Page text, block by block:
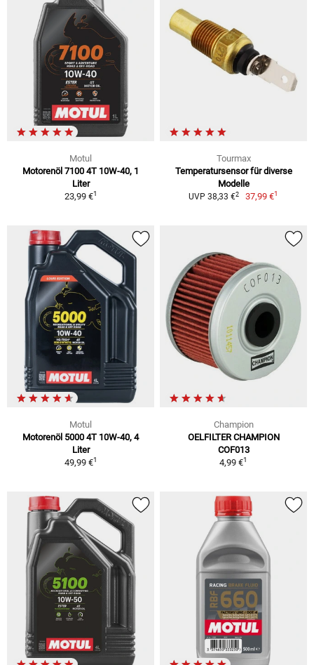
Motul
Motorenöl 7100 4T 10W-40, 1
Liter
23,99 €1
Tourmax
Temperatursensor für diverse
Modelle
UVP 38,33 €2 37,99 €1
Motul
Motorenöl 5000 4T 10W-40, 4
Liter
49,99 €1
Champion
OELFILTER CHAMPION
COF013
4,99 €1